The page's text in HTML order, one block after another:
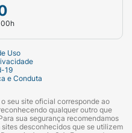
00h
Uso
19
e Conduta
seu site oficial corresponde ao
qualquer outro que
sua segurança recomendamos
desconhecidos que se utilizem